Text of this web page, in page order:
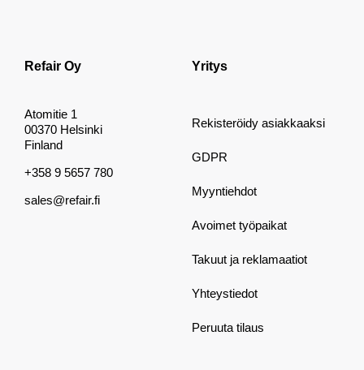
Refair Oy
Atomitie 1
00370 Helsinki
Finland
+358 9 5657 780
sales@refair.fi
Yritys
Rekisteröidy asiakkaaksi
GDPR
Myyntiehdot
Avoimet työpaikat
Takuut ja reklamaatiot
Yhteystiedot
Peruuta tilaus